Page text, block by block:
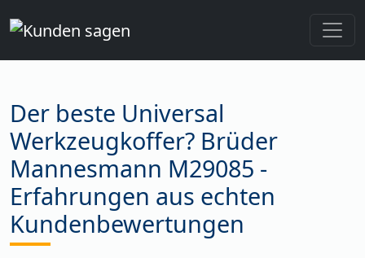
Der beste Universal
Werkzeugkoffer? Brüder
Mannesmann M29085 -
Erfahrungen aus echten
Kundenbewertungen